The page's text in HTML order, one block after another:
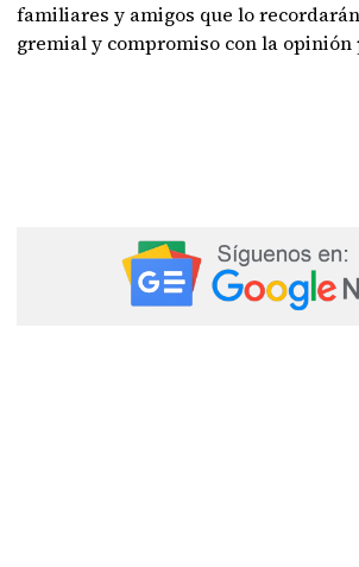
familiares y amigos que lo
gremial y compromiso con la opinión